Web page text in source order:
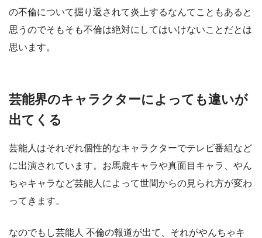
の不倫について掘り返されて炎上するなんてこともあると
思うのでそもそも不倫は絶対にしてはいけないことだとは
思います。
芸能界のキャラクターによっても違いが
出てくる
芸能人はそれぞれ個性的なキャラクターでテレビ番組など
に出演されています。お馬鹿キャラや真面目キャラ、やん
ちゃキャラなど芸能人によって世間からの見られ方が変わ
ってきます。
なのでもし芸能人 不倫の報道が出て、それがやんちゃキ